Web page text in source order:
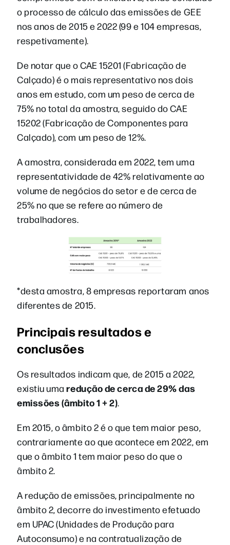
o processo de cálculo das emissões de GEE
nos anos de 2015 e 2022 (99 e 104 empresas,
respetivamente).
De notar que o CAE 15201 (Fabricação de
Calçado) é o mais representativo nos dois
anos em estudo, com um peso de cerca de
75% no total da amostra, seguido do CAE
15202 (Fabricação de Componentes para
Calçado), com um peso de 12%.
A amostra, considerada em 2022, tem uma
representatividade de 42% relativamente ao
volume de negócios do setor e de cerca de
25% no que se refere ao número de
trabalhadores.
*desta amostra, 8 empresas reportaram anos
diferentes de 2015.
Principais resultados e
conclusões
Os resultados indicam que, de 2015 a 2022,
existiu umaredução de cerca de 29% das
emissões (âmbito 1 + 2).
Em 2015, o âmbito 2 é o que tem maior peso,
contrariamente ao que acontece em 2022, em
que o âmbito 1 tem maior peso do que o
âmbito 2.
A redução de emissões, principalmente no
âmbito 2, decorre do investimento efetuado
em UPAC (Unidades de Produção para
Autoconsumo) e na contratualização de